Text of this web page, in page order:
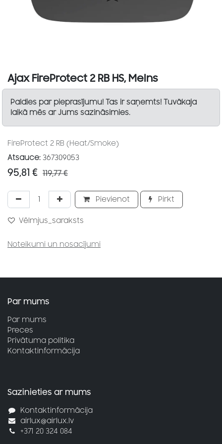
Ajax FireProtect 2 RB HS, Melns
Paldies par pieprasījumu! Tas ir saņemts! Tuvākaja
laikā mēs ar Jums sazināsimies.
FireProtect 2 RB (Heat/Smoke)
Atsauce: 367309053
95,81 € 119,77€
Pievienot Pirkt
Vēlmjus_saraksts
Noteikumi un nosacījumi
Par mums
Par mums
Preces
Privātuma politika
Kontaktinformācija
Sazinieties ar mums
Kontaktinformācija
airlux@airlux.lv
+371 20 324 084